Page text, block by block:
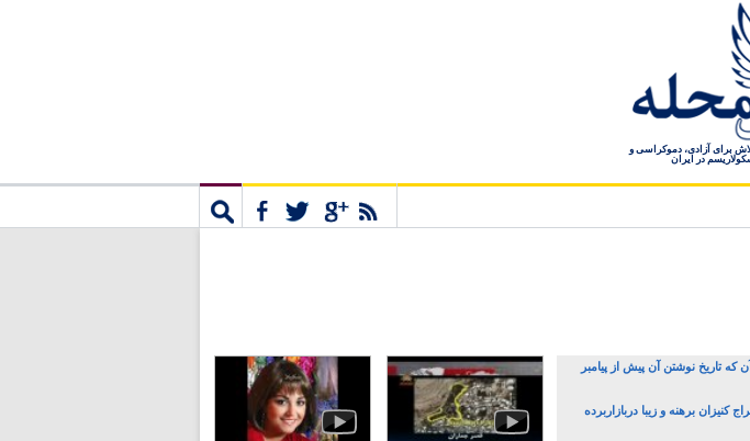
برای آزادی، دموکراسی و
در ایران
که تاریخ نوشتن آن پیش از پیامبر
کنیزان برهنه و زیبا دربازاربرده